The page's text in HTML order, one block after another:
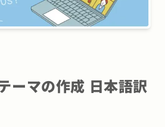
ーマの作成 日本語訳